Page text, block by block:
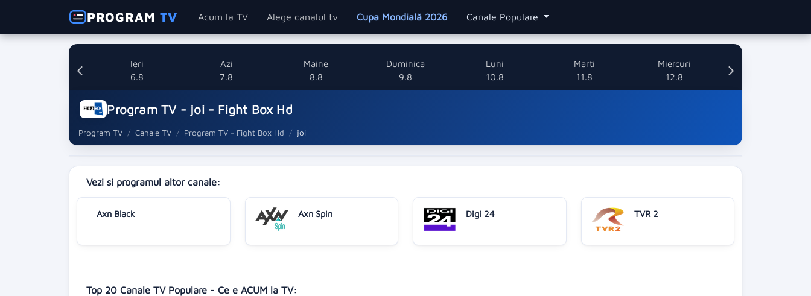
PROGRAMTV Acum la TV Alege canalul tv Cupa Mondială 2026 Canale Populare
Ieri
6.8
Azi
7.8
Maine
8.8
Duminica
9.8
Luni
10.8
Marti
11.8
Miercuri
12.8
Program TV - joi - Fight Box Hd
Program TV Canale TV Program TV - Fight Box Hd joi
Vezi si programul altor canale:
Axn Black Axn Spin Digi 24 TVR 2
Top 20 Canale TV Populare - Ce e ACUM la TV: